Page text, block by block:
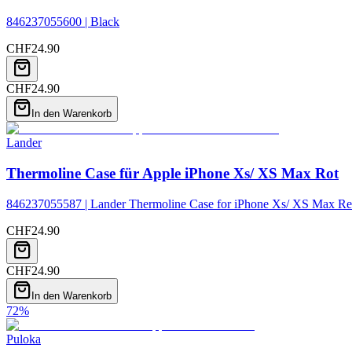
846237055600 | Black
CHF24.90
CHF24.90
In den Warenkorb
Lander
Thermoline Case für Apple iPhone Xs/ XS Max Rot
846237055587 | Lander Thermoline Case for iPhone Xs/ XS Max
CHF24.90
CHF24.90
In den Warenkorb
72%
Puloka